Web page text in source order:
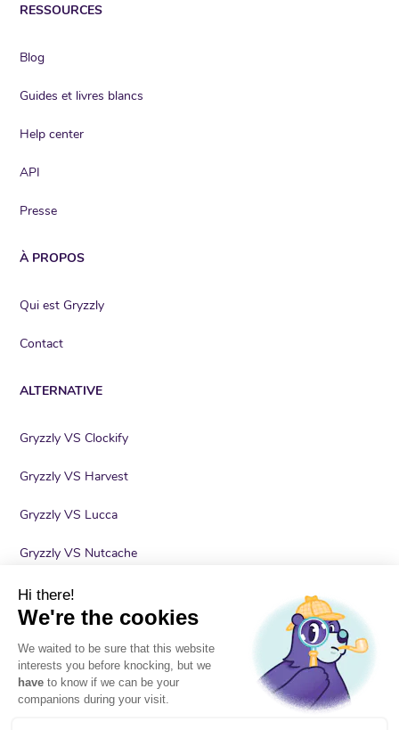
Hi there!
We're the cookies
We waited to be sure that this website
interests you before knocking, but we
have to know if we can be your
companions during your visit.
RESSOURCES
Blog
Guides et livres blancs
Help center
API
Presse
À PROPOS
Qui est Gryzzly
Contact
ALTERNATIVE
Gryzzly VS Clockify
Gryzzly VS Harvest
Gryzzly VS Lucca
Gryzzly VS Nutcache
Gryzzly VS Timely
Gryzzly VS Toggl